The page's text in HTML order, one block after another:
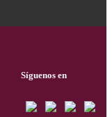
Síguenos en